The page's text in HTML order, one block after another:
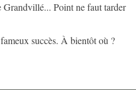
Point ne faut tarder
succès. À bientôt où ?